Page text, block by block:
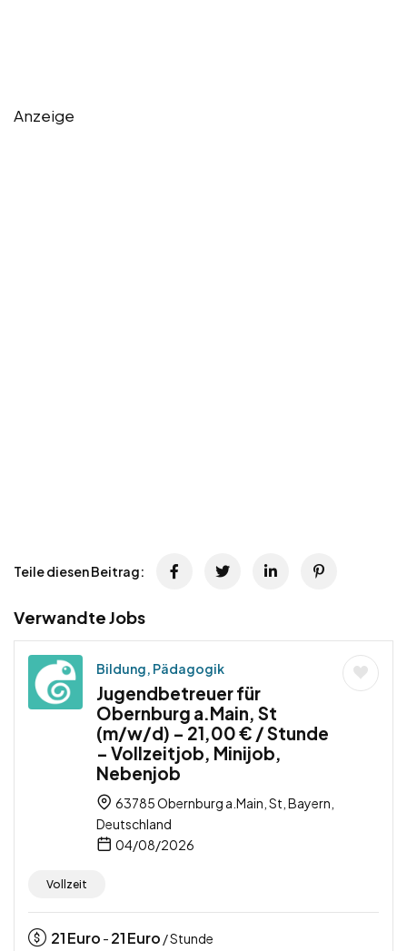
Anzeige
Teile diesen Beitrag:
Verwandte Jobs
Bildung, Pädagogik
Jugendbetreuer für
Obernburg a.Main, St
(m/w/d) – 21,00 € / Stunde
– Vollzeitjob, Minijob,
Nebenjob
63785 Obernburg a.Main, St, Bayern,
Deutschland
04/08/2026
Vollzeit
21Euro - 21Euro / Stunde